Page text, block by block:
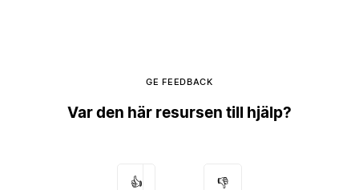
GE FEEDBACK
Var den här resursen till hjälp?
👍 👎